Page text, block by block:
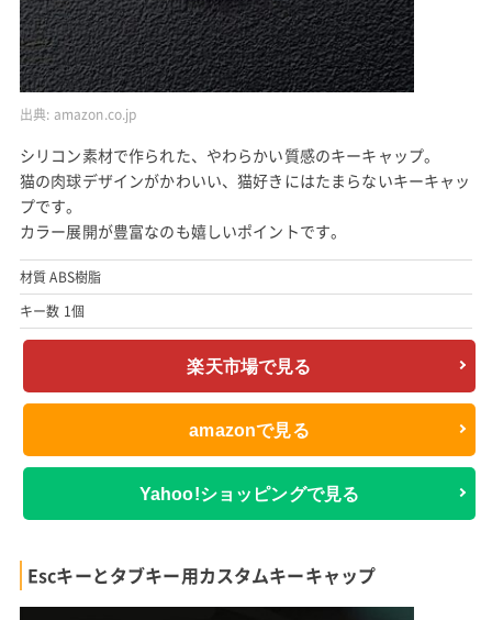
出典: amazon.co.jp
シリコン素材で作られた、やわらかい質感のキーキャップ。
猫の肉球デザインがかわいい、猫好きにはたまらないキーキャッ
プです。
カラー展開が豊富なのも嬉しいポイントです。
材質 ABS樹脂
キー数 1個
楽天市場で見る
amazonで見る
Yahoo!ショッピングで見る
Escキーとタブキー用カスタムキーキャップ